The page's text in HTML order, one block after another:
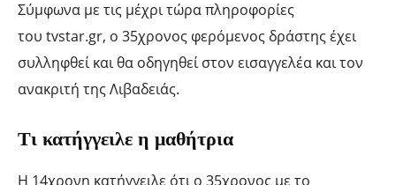
Σύμφωνα με τις μέχρι τώρα πληροφορίες
του tvstar.gr, ο 35χρονος φερόμενος δράστης έχει
συλληφθεί και θα οδηγηθεί στον εισαγγελέα και τον
ανακριτή της Λιβαδειάς.
Τι κατήγγειλε η μαθήτρια
Η 14χρονη κατήγγειλε ότι ο 35χρονος με το